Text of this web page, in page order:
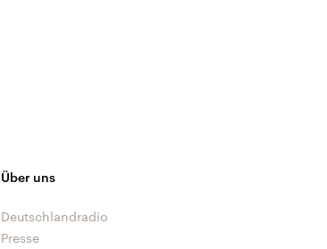
Über uns
Deutschlandradio
Presse